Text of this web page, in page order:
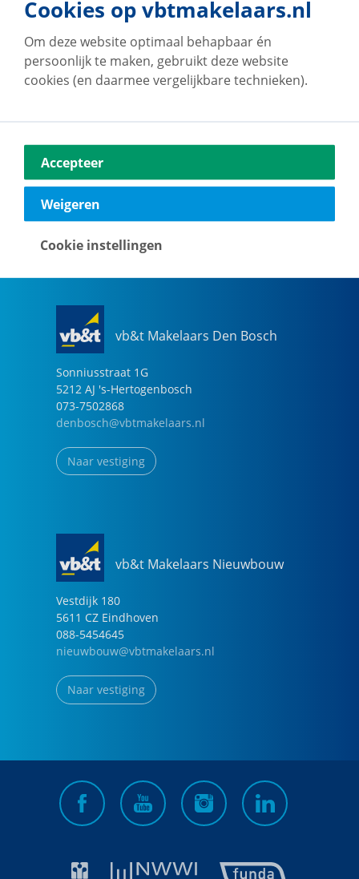
Naar vestiging
Vestdijk 180
5611 CZ Eindhoven
040-2696949
vb&t Makelaars Den Bosch
Sonniusstraat 1G
5212 AJ 's-Hertogenbosch
073-7502868
denbosch@vbtmakelaars.nl
Naar vestiging
vb&t Makelaars Nieuwbouw
Vestdijk 180
5611 CZ Eindhoven
088-5454645
nieuwbouw@vbtmakelaars.nl
Naar vestiging
Cookies op vbtmakelaars.nl
Om deze website optimaal behapbaar én
persoonlijk te maken, gebruikt deze website
cookies (en daarmee vergelijkbare technieken).
Accepteer
Weigeren
Cookie instellingen